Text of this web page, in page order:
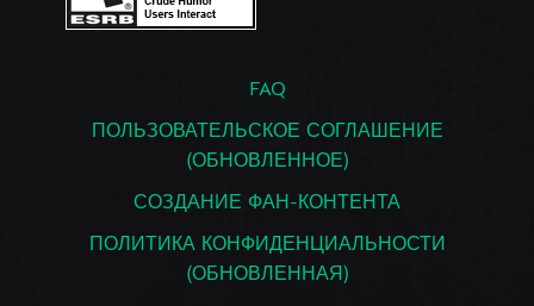
FAQ
ПОЛЬЗОВАТЕЛЬСКОЕ СОГЛАШЕНИЕ
(ОБНОВЛЕННОЕ)
СОЗДАНИЕ ФАН-КОНТЕНТА
ПОЛИТИКА КОНФИДЕНЦИАЛЬНОСТИ
(ОБНОВЛЕННАЯ)